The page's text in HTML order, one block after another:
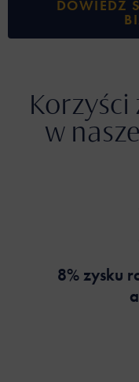
DOWIEDZ
w
8% zysku